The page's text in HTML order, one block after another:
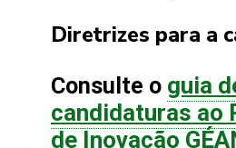
Diretrizes para a
Consulte o guia
candidaturas ao
de Inovação